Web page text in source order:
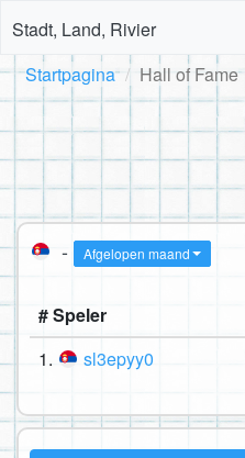
Stadt, Land, Rivier
Startpagina Hall of Fame
- Afgelopen maand
# Speler
1.
sl3epyy0